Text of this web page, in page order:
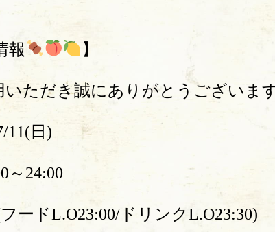
報 】
いただき誠にありがとうございま
11(日)
～24:00
ードL.O23:00/ドリンクL.O23:30)